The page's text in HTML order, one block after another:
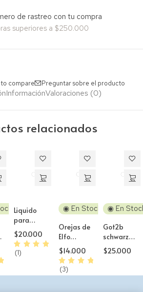
de rastreo con tu compra
superiores a $250.000
compare Preguntar sobre el producto
InformaciónValoraciones (0)
relacionados
Liquido
para
lentes
Solución
isotónica
+ Estuche
$20.000
(1)
◉ En Stock
Orejas de
Elfo
Vampiro
para
Cosplay
$14.000
(3)
◉ En
Got2b
para
Pelucas o
$25.000